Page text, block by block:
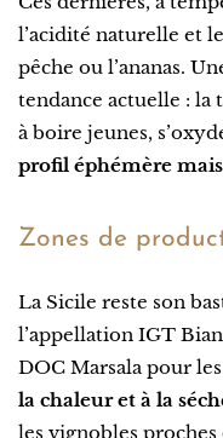
l’acidité naturelle et
pêche ou l’ananas.
tendance actuelle : la
à boire jeunes,
profil éphémère
Zones de
La Sicile reste son
l’appellation IGT
DOC Marsala pour
la chaleur et à la
les vignobles